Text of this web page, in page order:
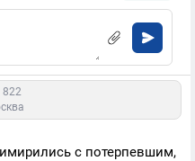
822
с потерпевшим,